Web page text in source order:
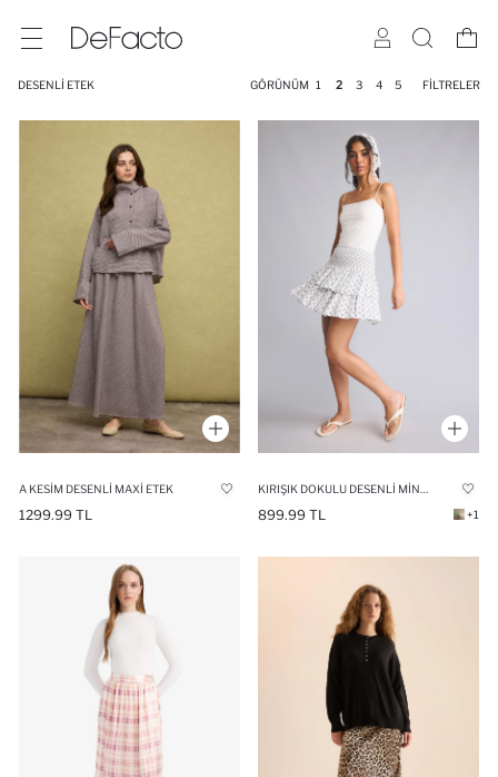
DESENLI ETEK GÖRÜNÜM 1 2 3 4 5 FILTRELER
A KESIM DESENLI MAXI ETEK
1299.99 TL 899.99 TL +1